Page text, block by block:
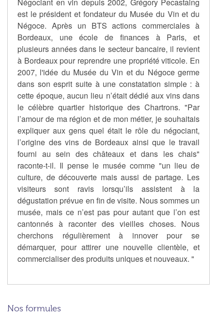
Négociant en vin depuis 2002, Grégory Pecastaing
est le président et fondateur du Musée du Vin et du
Négoce. Après un BTS actions commerciales à
Bordeaux, une école de finances à Paris, et
plusieurs années dans le secteur bancaire, il revient
à Bordeaux pour reprendre une propriété viticole. En
2007, l'idée du Musée du Vin et du Négoce germe
dans son esprit suite à une constatation simple : à
cette époque, aucun lieu n’était dédié aux vins dans
le célèbre quartier historique des Chartrons. "Par
l’amour de ma région et de mon métier, je souhaitais
expliquer aux gens quel était le rôle du négociant,
l’origine des vins de Bordeaux ainsi que le travail
fourni au sein des châteaux et dans les chais"
raconte-t-il. Il pense le musée comme "un lieu de
culture, de découverte mais aussi de partage. Les
visiteurs sont ravis lorsqu’ils assistent à la
dégustation prévue en fin de visite. Nous sommes un
musée, mais ce n’est pas pour autant que l’on est
cantonnés à raconter des vieilles choses. Nous
cherchons régulièrement à innover pour se
démarquer, pour attirer une nouvelle clientèle, et
commercialiser des produits uniques et nouveaux. "
Nos formules